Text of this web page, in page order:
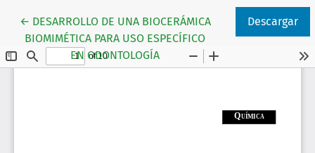
← Volver a los detalles del artículo
DESARROLLO DE UNA BIOCERÁMICA
BIOMIMÉTICA PARA USO ESPECÍFICO
EN ODONTOLOGÍA
Descargar